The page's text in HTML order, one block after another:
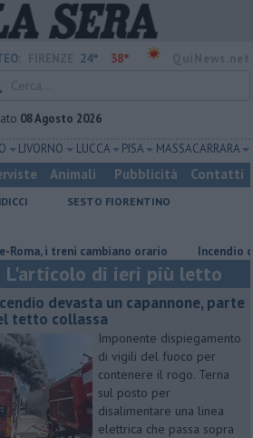
24° 38°
08 Agosto 2026
LIVORNO LUCCA PISA MASSA CARRARA
Animali Pubblicità Contatti
SESTO FIORENTINO
i treni cambiano orario Incendio devasta
L'articolo di ieri più letto
devasta un capannone, parte
tetto collassa
Imponente dispiegamento
di vigili del fuoco per
contenere il rogo. Terna
sul posto per
disalimentare una linea
elettrica che passa sopra